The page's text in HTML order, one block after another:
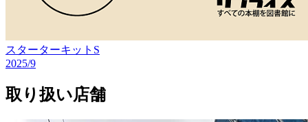
スターターキットS
2025/9
取り扱い店舗